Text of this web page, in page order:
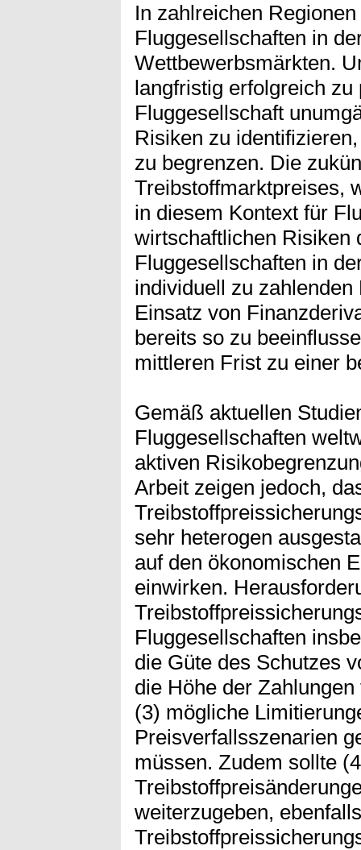
In zahlreichen
Fluggesellschaften in
Wettbewerbsmärkten.
langfristig erfolgreich
Fluggesellschaft
Risiken zu
zu begrenzen. Die
Treibstoffmarktpreises,
in diesem Kontext für
wirtschaftlichen Risiken
Fluggesellschaften in
individuell zu
Einsatz von
bereits so zu
mittleren Frist zu einer
Gemäß aktuellen
Fluggesellschaften
aktiven
Arbeit zeigen jedoch,
sehr heterogen
auf den ökonomischen
einwirken.
Fluggesellschaften
die Güte des Schutzes
die Höhe der
(3) mögliche
Preisverfallsszenarien
müssen. Zudem sollte
weiterzugeben,